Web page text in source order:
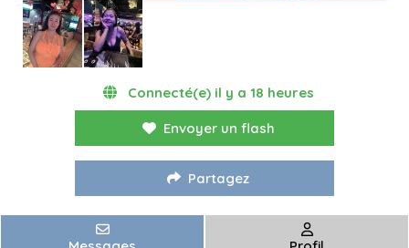
Connecté(e) il y a 18 heures
Envoyer un flash
Partagez